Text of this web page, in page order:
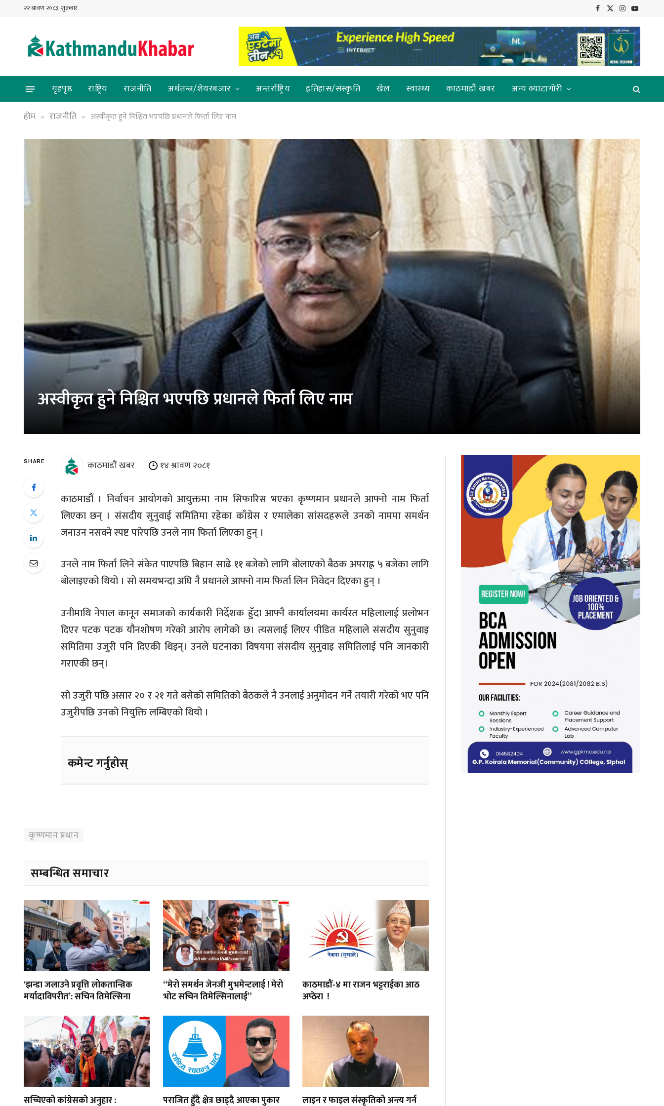
२२ श्रावण २०८३, शुक्रबार Facebook
X
Instagram
YouTube
गृहपृष्ठ राष्ट्रिय राजनीति अर्थतन्त्र/शेयरबजार अन्तर्राष्ट्रिय इतिहास/संस्कृति खेल स्वास्थ्य काठमाडौं खबर
अन्य क्याटागोरी
होम
» राजनीति » अस्वीकृत हुने निश्चित भएपछि प्रधानले फिर्ता लिए नाम
अस्वीकृत हुने निश्चित भएपछि प्रधानले फिर्ता लिए नाम
SHARE काठमाडौं खबर १४ श्रावण २०८१
काठमाडौं । निर्वाचन आयोगको आयुक्तमा नाम सिफारिस भएका कृष्णमान प्रधानले आफ्नो नाम फिर्ता
लिएका छन् । संसदीय सुनुवाई समितिमा रहेका काँग्रेस र एमालेका सांसदहरूले उनको नाममा समर्थन
जनाउन नसक्ने स्पष्ट पारेपछि उनले नाम फिर्ता लिएका हुन् ।
उनले नाम फिर्ता लिने संकेत पाएपछि बिहान साढे ११ बजेको लागि बोलाएको बैठक अपराह्न ५ बजेका लागि
बोलाइएको थियो । सो समयभन्दा अघि नै प्रधानले आफ्नो नाम फिर्ता लिन निवेदन दिएका हुन् ।
उनीमाथि नेपाल कानून समाजको कार्यकारी निर्देशक हुँदा आफ्नै कार्यालयमा कार्यरत महिलालाई प्रलोभन
दिएर पटक पटक यौनशोषण गरेको आरोप लागेको छ। त्यसलाई लिएर पीडित महिलाले संसदीय सुनुवाइ
समितिमा उजुरी पनि दिएकी थिइन्। उनले घटनाका विषयमा संसदीय सुनुवाइ समितिलाई पनि जानकारी
गराएकी छन्।
सो उजुरी पछि असार २० र २१ गते बसेको समितिको बैठकले नै उनलाई अनुमोदन गर्ने तयारी गरेको भए पनि
उजुरीपछि उनको नियुक्ति लम्बिएको थियो ।
कमेन्ट गर्नुहोस्
कृष्णमान प्रधान
सम्बन्धित समाचार
‘झन्डा जलाउने प्रवृत्ति लोकतान्त्रिक
मर्यादाविपरीत’: सचिन तिमेल्सिना
“मेरो समर्थन जेनजी मुभमेन्टलाई ! मेरो
भोट सचिन तिमेल्सिनालाई”
काठमाडौं-४ मा राजन भट्टराईका आठ
अप्ठेरा !
सच्चिएको कांग्रेसको अनुहार :
पराजित हुँदै क्षेत्र छाड्दै आएका पुकार
लाइन र फाइल संस्कृतिको अन्त्य गर्न